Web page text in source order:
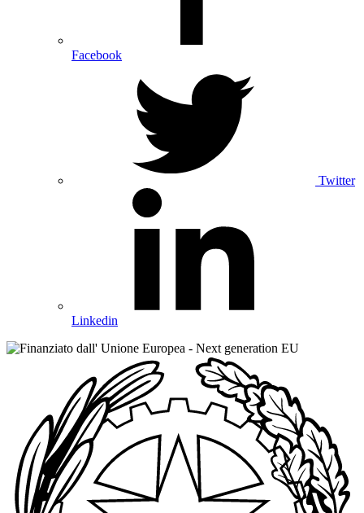
Facebook
Twitter
Linkedin